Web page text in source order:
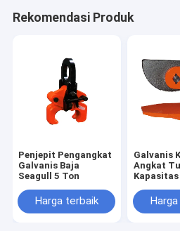
Rekomendasi Produk
Penjepit Pengangkat
Galvanis Baja
Seagull 5 Ton
Harga terbaik
Galvanis
Angkat
Kapasitas
Pelat Baja